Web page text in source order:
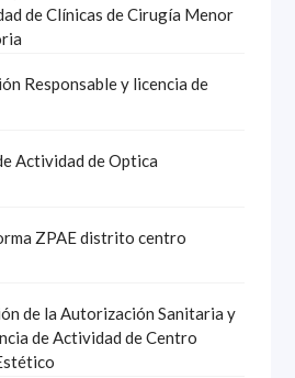
de Clínicas de Cirugía Menor
Responsable y licencia de
Actividad de Optica
ZPAE distrito centro
de la Autorización Sanitaria y
de Actividad de Centro